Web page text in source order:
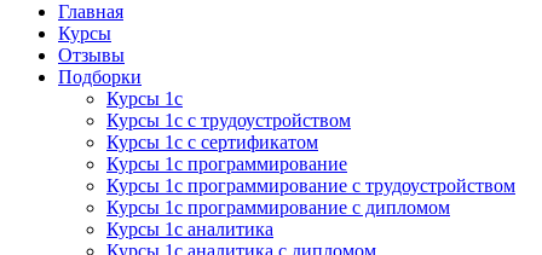
Курсы 1С
Курсы 1С официальная сертификация
Главная
Курсы
Отзывы
Подборки
Курсы 1с
Курсы 1с с трудоустройством
Курсы 1с с сертификатом
Курсы 1с программирование
Курсы 1с программирование с трудоустройством
Курсы 1с программирование с дипломом
Курсы 1с аналитика
Курсы 1с аналитика с дипломом